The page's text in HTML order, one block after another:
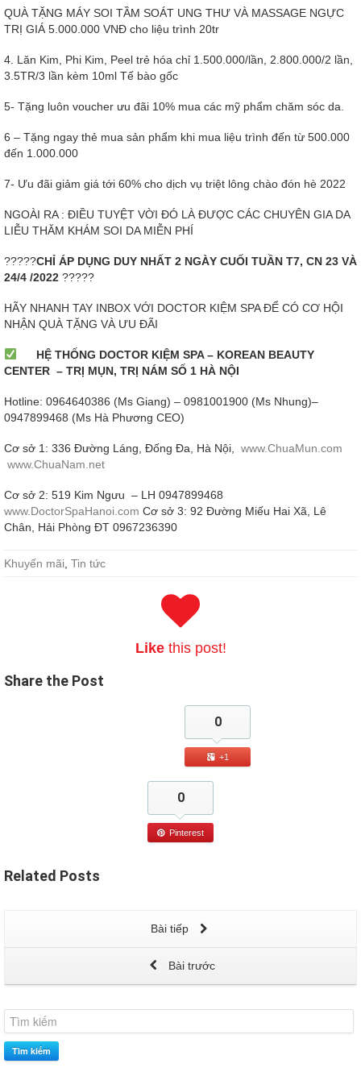
QUÀ TẶNG MÁY SOI TẦM SOÁT UNG THƯ VÀ MASSAGE NGỰC
TRỊ GIÁ 5.000.000 VNĐ cho liệu trình 20tr
4. Lăn Kim, Phi Kim, Peel trẻ hóa chỉ 1.500.000/lần, 2.800.000/2 lần,
3.5TR/3 lần kèm 10ml Tế bào gốc
5- Tặng luôn voucher ưu đãi 10% mua các mỹ phẩm chăm sóc da.
6 – Tặng ngay thẻ mua sản phẩm khi mua liệu trình đến từ 500.000
đến 1.000.000
7- Ưu đãi giảm giá tới 60% cho dịch vụ triệt lông chào đón hè 2022
NGOÀI RA : ĐIỀU TUYỆT VỜI ĐÓ LÀ ĐƯỢC CÁC CHUYÊN GIA DA
LIỄU THĂM KHÁM SOI DA MIỄN PHÍ
?????CHỈ ÁP DỤNG DUY NHẤT 2 NGÀY CUỐI TUẦN T7, CN 23 VÀ
24/4 /2022 ?????
HÃY NHANH TAY INBOX VỚI DOCTOR KIỆM SPA ĐỂ CÓ CƠ HỘI
NHẬN QUÀ TẶNG VÀ ƯU ĐÃI
HỆ THỐNG DOCTOR KIỆM SPA – KOREAN BEAUTY
CENTER – TRỊ MỤN, TRỊ NÁM SỐ 1 HÀ NỘI
Hotline: 0964640386 (Ms Giang) – 0981001900 (Ms Nhung)–
0947899468 (Ms Hà Phương CEO)
Cơ sở 1: 336 Đường Láng, Đống Đa, Hà Nội, www.ChuaMun.com
www.ChuaNam.net
Cơ sở 2: 519 Kim Ngưu – LH 0947899468
www.DoctorSpaHanoi.com Cơ sở 3: 92 Đường Miếu Hai Xã, Lê
Chân, Hải Phòng ĐT 0967236390
Khuyến mãi Tin tức
Likethis post!
Share the Post
0
+1
0
Pinterest
Related Posts
Bài tiếp
Bài trước
Tìm kiếm